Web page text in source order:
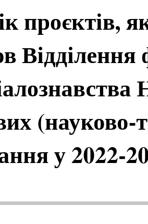
проєктів,
(науково-
у 2022-